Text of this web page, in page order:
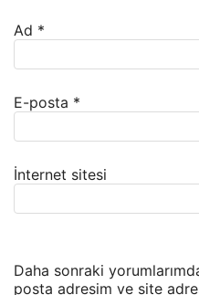
Ad *
E-posta *
İnternet sitesi
Daha sonraki
posta adresim ve site